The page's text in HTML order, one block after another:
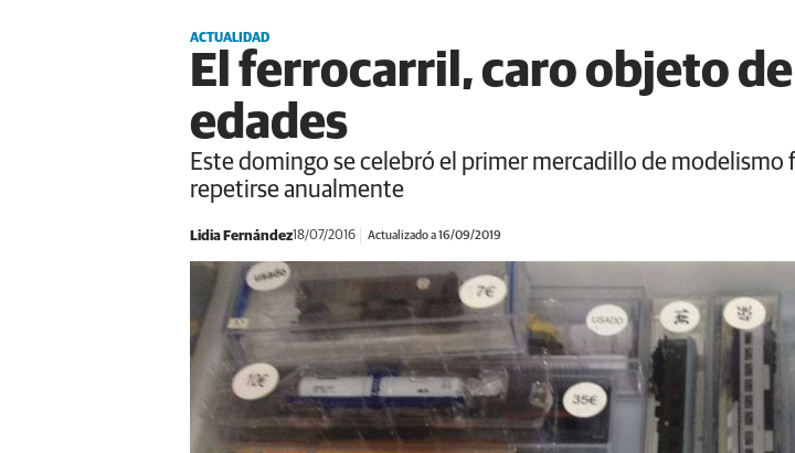
ACTUALIDAD
El ferrocarril, caro objeto
edades
Este domingo se celebró el primer mercadillo de
repetirse anualmente
Lidia Fernández18/07/2016 Actualizado a 16/09/2019